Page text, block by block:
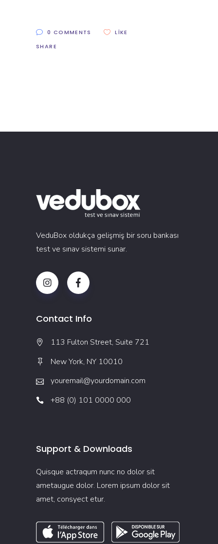
0 COMMENTS
LIKE
SHARE
VeduBox oldukça gelişmiş bir soru bankası
test ve sınav sistemi sunar.
Contact Info
113 Fulton Street, Suite 721
New York, NY 10010
youremail@yourdomain.com
+88 (0) 101 0000 000
Support & Downloads
Quisque actraqum nunc no dolor sit
ametaugue dolor. Lorem ipsum dolor sit
amet, consyect etur.